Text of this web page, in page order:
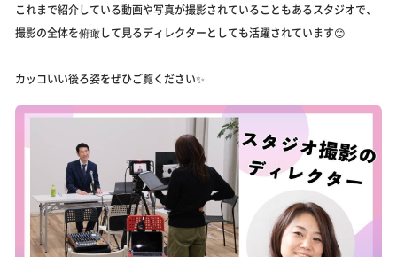
これまで紹介している動画や写真が撮影されていることもあるスタジオで、
撮影の全体を俯瞰して見るディレクターとしても活躍されています😊
カッコいい後ろ姿をぜひご覧ください✨